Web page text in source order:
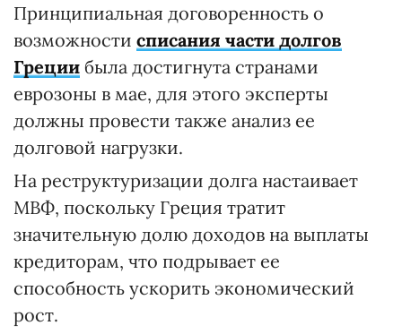
Принципиальная договоренность о
возможности списания части долгов
Греции была достигнута странами
еврозоны в мае, для этого эксперты
должны провести также анализ ее
долговой нагрузки.
На реструктуризации долга настаивает
МВФ, поскольку Греция тратит
значительную долю доходов на выплаты
кредиторам, что подрывает ее
способность ускорить экономический
рост.